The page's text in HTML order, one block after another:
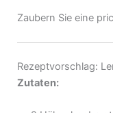
Zaubern Sie eine
Rezeptvorschlag:
Zutaten: